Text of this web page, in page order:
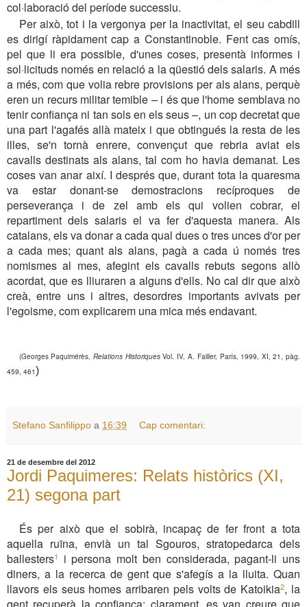
col·laboració del període successiu.
Per això, tot i la vergonya per la inactivitat, el seu cabdill
es dirigí ràpidament cap a Constantinoble. Fent cas omís,
pel que li era possible, d'unes coses, presentà informes i
sol·licituds només en relació a la qüestió dels salaris. A més
a més, com que volia rebre provisions per als alans, perquè
eren un recurs militar temible – i és que l'home semblava no
tenir confiança ni tan sols en els seus –, un cop decretat que
una part l'agafés allà mateix i que obtingués la resta de les
illes, se'n tornà enrere, convençut que rebria aviat els
cavalls destinats als alans, tal com ho havia demanat. Les
coses van anar així. I després que, durant tota la quaresma
va estar donant-se demostracions recíproques de
perseverança i de zel amb els qui volien cobrar, el
repartiment dels salaris el va fer d'aquesta manera. Als
catalans, els va donar a cada qual dues o tres unces d'or per
a cada mes; quant als alans, pagà a cada ú només tres
nomismes al mes, afegint els cavalls rebuts segons allò
acordat, que es lliuraren a alguns d'ells. No cal dir que això
creà, entre uns i altres, desordres importants avivats per
l'egoisme, com explicarem una mica més endavant.
(Georges Paquimérès, Relations HistoriquesVol. IV, A. Failler, París, 1999, XI,21, pàg
459 , 461)
Stefano Sanfilippo a 16:39 Cap comentari:
21 de desembre del 2012
Jordi Paquimeres: Relats històrics (XI,
21) segona part
És per això que el sobirà, incapaç de fer front a tota
aquella ruïna, envià un tal Sgouros, stratopedarca dels
ballesters1
i persona molt ben considerada, pagant-li uns
diners, a la recerca de gent que s'afegís a la lluita. Quan
llavors els seus homes arribaren pels volts de Katoikia2, la